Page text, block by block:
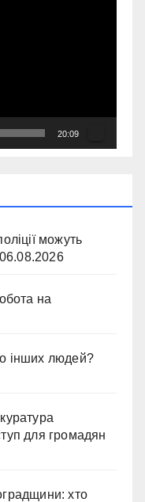
20:09
можуть
06.08.2026
на
інших людей?
для громадян
хто